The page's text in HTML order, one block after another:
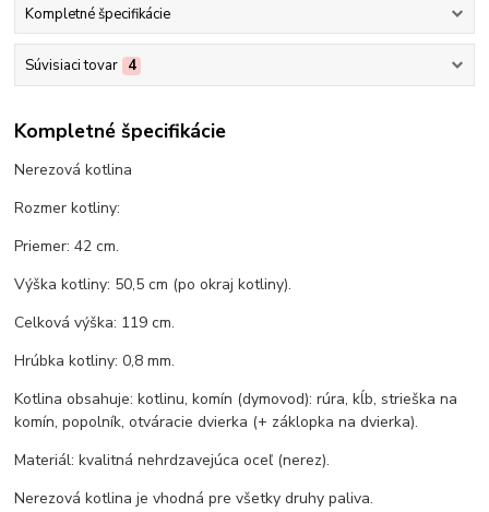
Kompletné špecifikácie
Súvisiaci tovar 4
Kompletné špecifikácie
Nerezová kotlina
Rozmer kotliny:
Priemer: 42 cm.
Výška kotliny: 50,5 cm (po okraj kotliny).
Celková výška: 119 cm.
Hrúbka kotliny: 0,8 mm.
Kotlina obsahuje: kotlinu, komín (dymovod): rúra, kĺb, strieška na
komín, popolník, otváracie dvierka (+ záklopka na dvierka).
Materiál: kvalitná nehrdzavejúca oceľ (nerez).
Nerezová kotlina je vhodná pre všetky druhy paliva.